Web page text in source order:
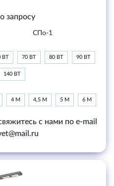
запросу
СПо-1
ВТ 70 ВТ 80 ВТ 90 ВТ
140 ВТ
4 М 4,5 М 5 М 6 М
с нами по e-mail